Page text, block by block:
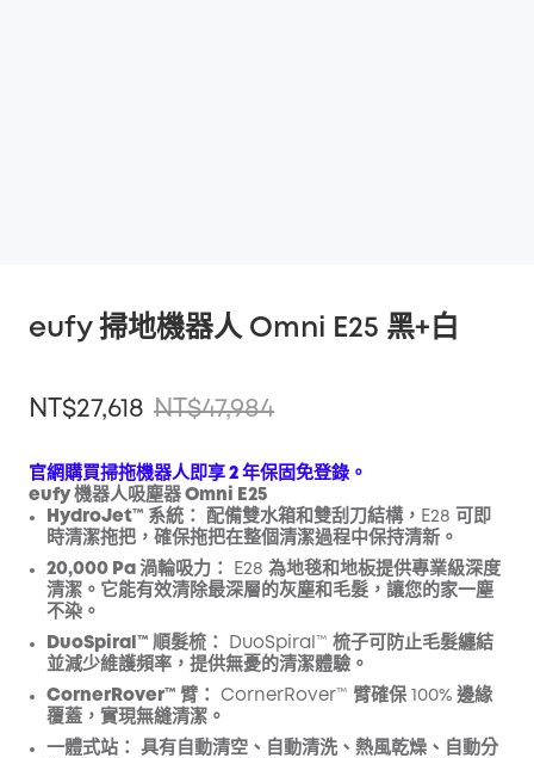
eufy 掃地機器人 Omni E25 黑+白
NT$27,618 NT$47,984
折扣
複製
官網購買掃拖機器人即享 2 年保固免登錄。
eufy 機器人吸塵器 Omni E25
HydroJet™ 系統：
配備雙水箱和雙刮刀結構，E28 可即
時清潔拖把，確保拖把在整個清潔過程中保持清新。
20,000 Pa 渦輪吸力：
E28 為地毯和地板提供專業級深度
清潔。它能有效清除最深層的灰塵和毛髮，讓您的家一塵
不染。
DuoSpiral™ 順髮梳：
DuoSpiral™ 梳子可防止毛髮纏結
並減少維護頻率，提供無憂的清潔體驗。
CornerRover™ 臂：
CornerRover™ 臂確保 100% 邊緣
覆蓋，實現無縫清潔。
一體式站：
具有自動清空、自動清洗、熱風乾燥、自動分